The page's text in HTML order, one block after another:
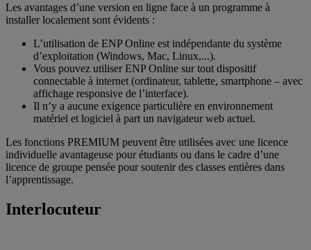
Les avantages d’une version en ligne face à un programme à
installer localement sont évidents :
L’utilisation de ENP Online est indépendante du système
d’exploitation (Windows, Mac, Linux,...).
Vous pouvez utiliser ENP Online sur tout dispositif
connectable à internet (ordinateur, tablette, smartphone – avec
affichage responsive de l’interface).
Il n’y a aucune exigence particulière en environnement
matériel et logiciel à part un navigateur web actuel.
Les fonctions PREMIUM peuvent être utilisées avec une licence
individuelle avantageuse pour étudiants ou dans le cadre d’une
licence de groupe pensée pour soutenir des classes entières dans
l’apprentissage.
Interlocuteur